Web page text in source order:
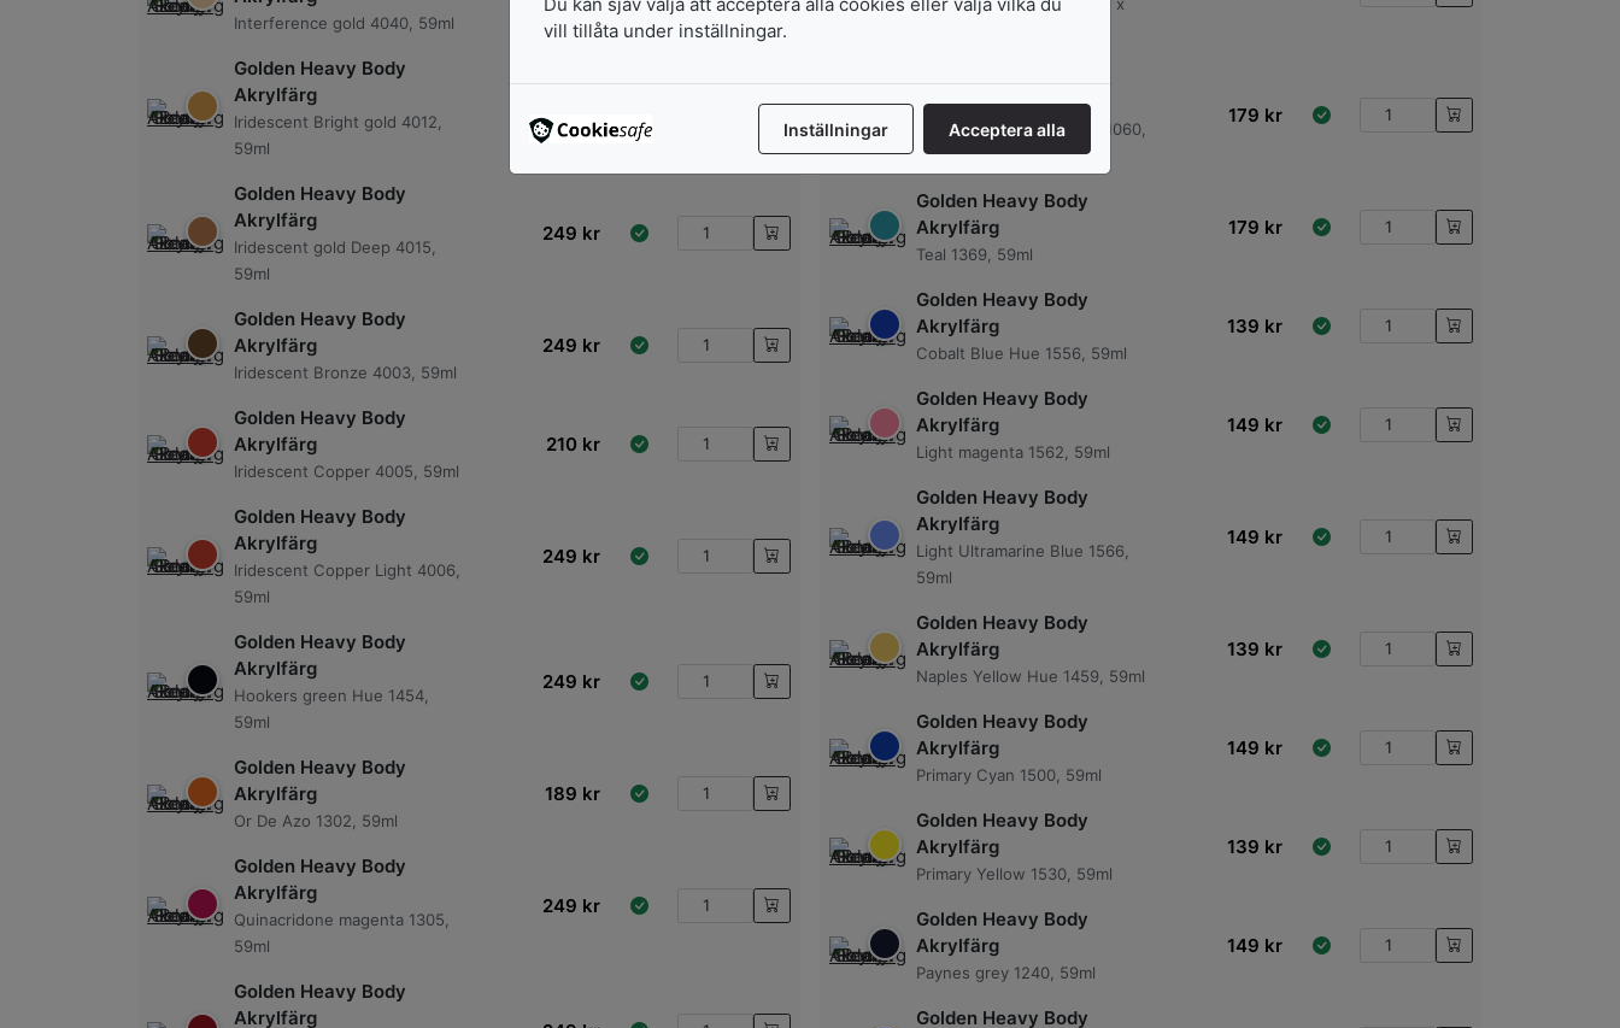
Interference gold 4040, 59ml
Golden Heavy Body
Akrylfärg
Iridescent Bright gold 4012,
59ml
Golden Heavy Body
Akrylfärg
Iridescent gold Deep 4015,
59ml
249 kr
Golden Heavy Body
Akrylfärg
Iridescent Bronze 4003, 59ml
249 kr
Golden Heavy Body
Akrylfärg
Iridescent Copper 4005, 59ml
210 kr
Golden Heavy Body
Akrylfärg
Iridescent Copper Light 4006,
59ml
249 kr
Golden Heavy Body
Akrylfärg
Hookers green Hue 1454,
59ml
249 kr
Golden Heavy Body
Akrylfärg
Or De Azo 1302, 59ml
189 kr
Golden Heavy Body
Akrylfärg
Quinacridone magenta 1305,
59ml
249 kr
Golden Heavy Body
Akrylfärg
Akrylfärg
Chromium O x ide green 1060,
59ml
179 kr
Golden Heavy Body
Akrylfärg
Teal 1369, 59ml
179 kr
Golden Heavy Body
Akrylfärg
Cobalt Blue Hue 1556, 59ml
139 kr
Golden Heavy Body
Akrylfärg
Light magenta 1562, 59ml
149 kr
Golden Heavy Body
Akrylfärg
Light Ultramarine Blue 1566,
59ml
149 kr
Golden Heavy Body
Akrylfärg
Naples Yellow Hue 1459, 59ml
139 kr
Golden Heavy Body
Akrylfärg
Primary Cyan 1500, 59ml
149 kr
Golden Heavy Body
Akrylfärg
Primary Yellow 1530, 59ml
139 kr
Golden Heavy Body
Akrylfärg
Paynes grey 1240, 59ml
149 kr
Golden Heavy Body
vill tillåta under inställningar.
Inställningar Acceptera alla